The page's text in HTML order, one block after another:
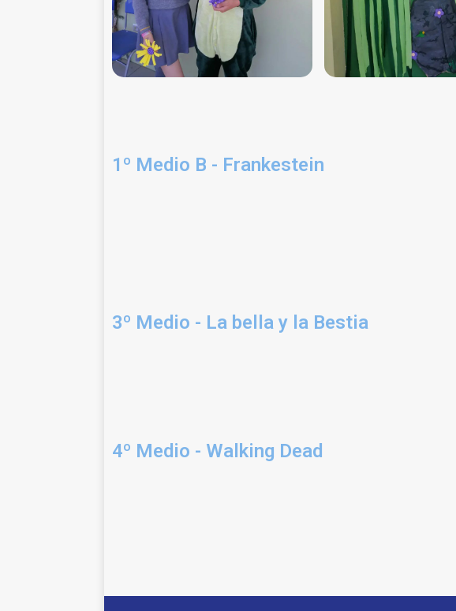
1º Medio B - Frankestein
3º Medio - La bella y la Bestia
4º Medio - Walking Dead